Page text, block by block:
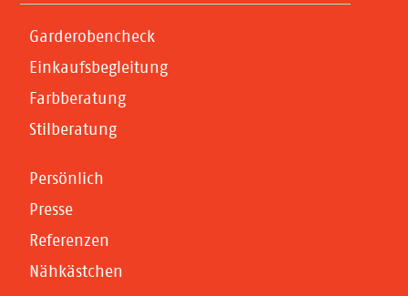
Garderobencheck
Einkaufsbegleitung
Farbberatung
Stilberatung
Persönlich
Presse
Referenzen
Nähkästchen